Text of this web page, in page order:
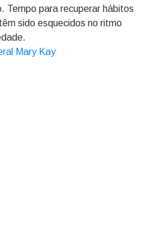
Tempo para recuperar hábitos
sido esquecidos no ritmo